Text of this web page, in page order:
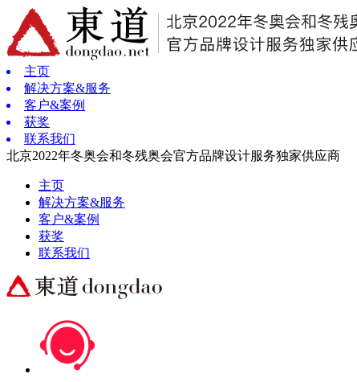
主页
解决方案&服务
客户&案例
获奖
联系我们
北京2022年冬奥会和冬残奥会官方品牌设计服务独家供应商
主页
解决方案&服务
客户&案例
获奖
联系我们